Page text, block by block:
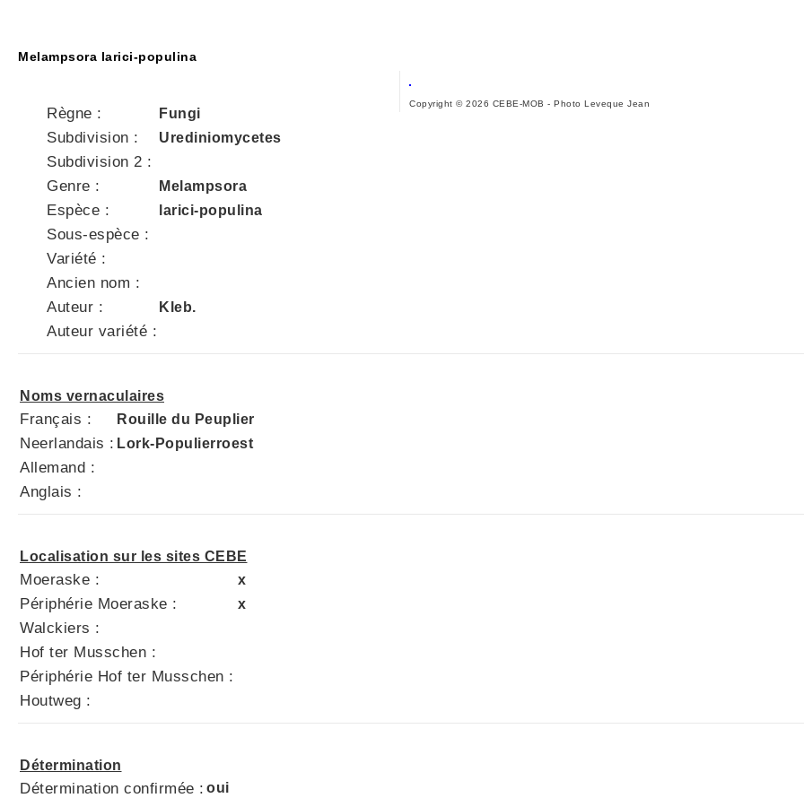
Melampsora larici-populina
Règne : Fungi
Subdivision : Urediniomycetes
Subdivision 2 :
Genre :
Melampsora
Espèce : larici-populina
Sous-espèce :
Variété :
Ancien nom :
Auteur :
Kleb.
Auteur variété :
Copyright © 2026 CEBE-MOB - Photo Leveque Jean
Noms vernaculaires
Français : Rouille du Peuplier
Neerlandais : Lork-Populierroest
Allemand :
Anglais :
Localisation sur les sites CEBE
Moeraske : x
Périphérie Moeraske : x
Walckiers :
Hof ter Musschen :
Périphérie Hof ter Musschen :
Houtweg :
Détermination
Détermination confirmée : oui